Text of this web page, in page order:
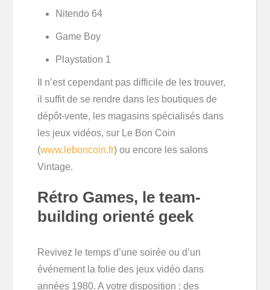
Nitendo 64
Game Boy
Playstation 1
Il n’est cependant pas difficile de les trouver,
il suffit de se rendre dans les boutiques de
dépôt-vente, les magasins spécialisés dans
les jeux vidéos, sur Le Bon Coin
(www.leboncoin.fr) ou encore les salons
Vintage.
Rétro Games, le team-
building orienté geek
Revivez le temps d’une soirée ou d’un
événement la folie des jeux vidéo dans
années 1980. A votre disposition : des